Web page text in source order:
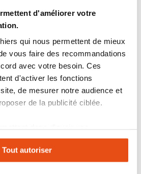
d'améliorer votre
qui nous permettent de mieux
vous faire des recommandations
avec votre besoin. Ces
d'activer les fonctions
de mesurer notre audience et
de la publicité ciblée.
sur notre site. Vous pouvez
n'importe quel moment. Refuser
certaines fonctionnalités.
Tout autoriser
pour desgarages ou